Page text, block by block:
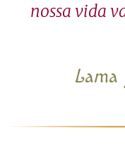
nossa vida
Lama